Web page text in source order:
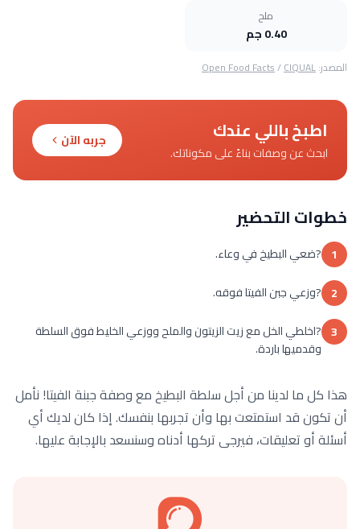
ملح
0.40 جم
المصدر: Open Food Facts/CIQUAL
اطبخ باللي عندك
ابحث عن وصفات بناءً على مكوناتك.
جربه الآن
خطوات التحضير
1 ?ضعي البطيخ في وعاء.
2 ?وزعي جبن الفيتا فوقه.
3 ?اخلطي الخل مع زيت الزيتون والملح ووزعي الخليط فوق السلطة
وقدميها باردة.
هذا كل ما لدينا من أجل سلطة البطيخ مع وصفة جبنة الفيتا! نأمل
أن تكون قد استمتعت بها وأن تجربها بنفسك. إذا كان لديك أي
أسئلة أو تعليقات، فيرجى تركها أدناه وسنسعد بالإجابة عليها.